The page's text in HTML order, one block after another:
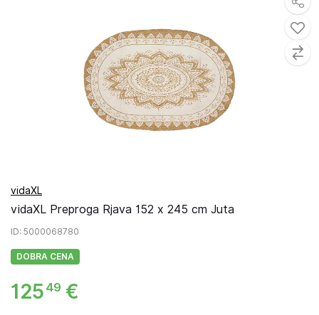
vidaXL
vidaXL Preproga Rjava 152 x 245 cm Juta
ID: 5000068780
DOBRA CENA
125 49 €